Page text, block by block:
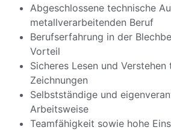
Abgeschlossene technische
metallverarbeitenden Beruf
Berufserfahrung in der
Vorteil
Sicheres Lesen und Verstehen
Zeichnungen
Selbstständige und
Arbeitsweise
Teamfähigkeit sowie hohe